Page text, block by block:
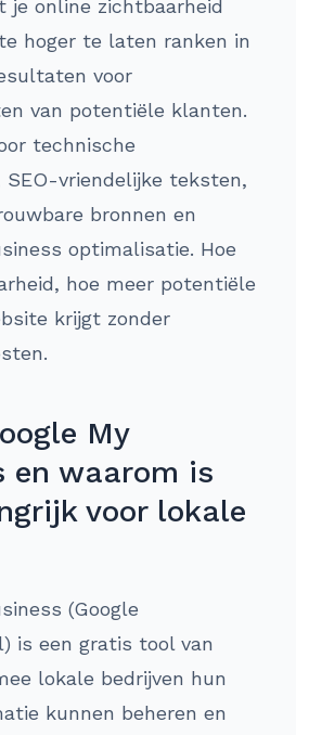
je online zichtbaarheid
hoger te laten ranken in
voor
van potentiële klanten.
technische
vriendelijke teksten,
bronnen en
optimalisatie. Hoe
hoe meer potentiële
krijgt zonder
My
en waarom is
voor lokale
(Google
is een gratis tool van
lokale bedrijven hun
kunnen beheren en